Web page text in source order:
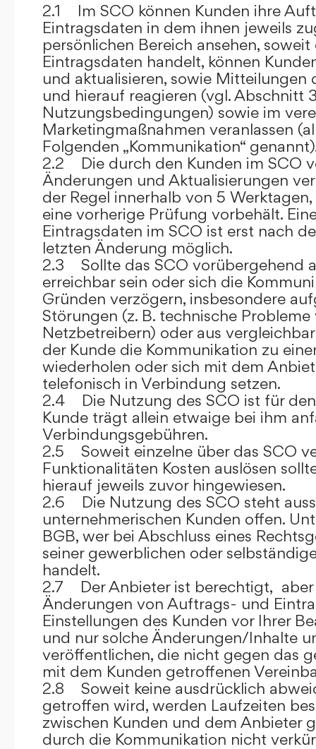
2.1 Im SCO können Kunden ihre
Eintragsdaten in dem ihnen jeweils
persönlichen Bereich ansehen,
Eintragsdaten handelt, können
und aktualisieren, sowie Mitteilungen
und hierauf reagieren (vgl. Abschnitt
Nutzungsbedingungen) sowie im
Marketingmaßnahmen veranlassen
Folgenden „Kommunikation“
2.2 Die durch den Kunden im SCO
Änderungen und Aktualisierungen
der Regel innerhalb von 5
eine vorherige Prüfung vorbehält.
Eintragsdaten im SCO ist erst nach
letzten Änderung möglich.
2.3 Sollte das SCO vorübergehend
erreichbar sein oder sich die
Gründen verzögern, insbesondere
Störungen (z. B. technische
Netzbetreibern) oder aus
der Kunde die Kommunikation zu
wiederholen oder sich mit dem
telefonisch in Verbindung setzen.
2.4 Die Nutzung des SCO ist für den
Kunde trägt allein etwaige bei ihm
Verbindungsgebühren.
2.5 Soweit einzelne über das SCO
Funktionalitäten Kosten auslösen
hierauf jeweils zuvor hingewiesen.
2.6 Die Nutzung des SCO steht
unternehmerischen Kunden offen.
BGB, wer bei Abschluss eines
seiner gewerblichen oder
handelt.
2.7 Der Anbieter ist berechtigt,
Änderungen von Auftrags- und
Einstellungen des Kunden vor Ihrer
und nur solche Änderungen/Inhalte
veröffentlichen, die nicht gegen das
mit dem Kunden getroffenen
2.8 Soweit keine ausdrücklich
getroffen wird, werden Laufzeiten
zwischen Kunden und dem Anbieter
durch die Kommunikation nicht